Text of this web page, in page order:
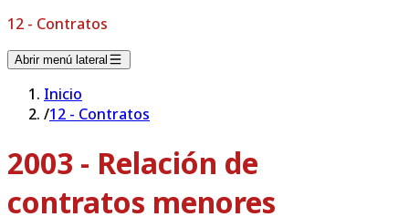
12 - Contratos
Abrir menú lateral
Inicio
/12 - Contratos
2003 - Relación de
contratos menores